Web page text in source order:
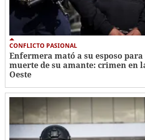
CONFLICTO PASIONAL
Enfermera mató a su esposo
muerte de su amante: crimen en
Oeste